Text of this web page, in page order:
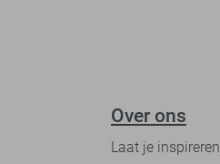
Over ons
Laat je inspireren